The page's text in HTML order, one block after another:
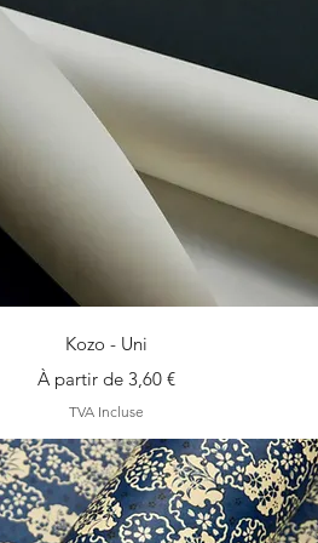
Aperçu rapide
Kozo - Uni
À partir de3,60 €
Prix promotionnel
TVA Incluse